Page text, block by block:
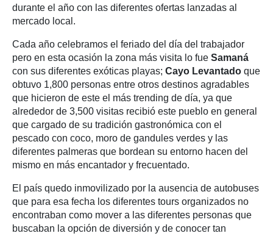
durante el año con las diferentes ofertas lanzadas al
mercado local.
Cada año celebramos el feriado del día del trabajador
pero en esta ocasión la zona más visita lo fue Samaná
con sus diferentes exóticas playas; Cayo Levantado que
obtuvo 1,800 personas entre otros destinos agradables
que hicieron de este el más trending de día, ya que
alrededor de 3,500 visitas recibió este pueblo en general
que cargado de su tradición gastronómica con el
pescado con coco, moro de gandules verdes y las
diferentes palmeras que bordean su entorno hacen del
mismo en más encantador y frecuentado.
El país quedo inmovilizado por la ausencia de autobuses
que para esa fecha los diferentes tours organizados no
encontraban como mover a las diferentes personas que
buscaban la opción de diversión y de conocer tan